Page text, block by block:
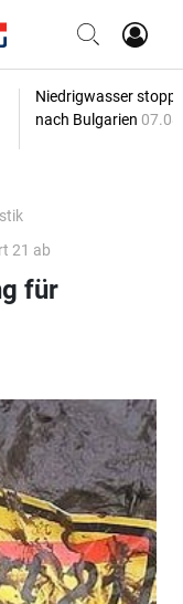
Niedrigwasser
nach Bulgarien
21 ab
für